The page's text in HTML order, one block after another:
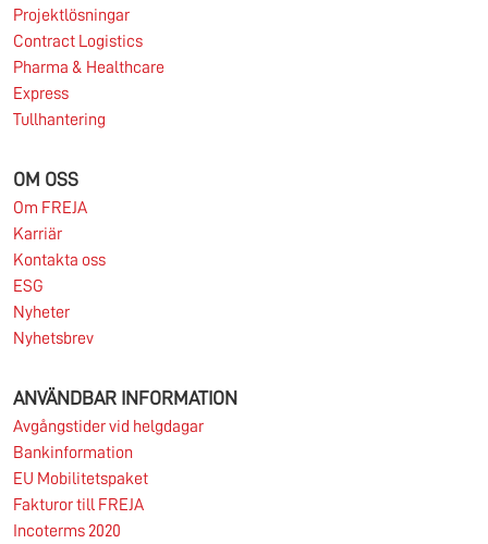
27.02.2026
FREJA bygger nytt huvudkontor i Sverige
Projektlösningar
Contract Logistics
Pharma & Healthcare
Express
Tullhantering
OM OSS
Om FREJA
Karriär
Kontakta oss
ESG
Nyheter
Nyhetsbrev
ANVÄNDBAR INFORMATION
Avgångstider vid helgdagar
Bankinformation
EU Mobilitetspaket
Fakturor till FREJA
Incoterms 2020